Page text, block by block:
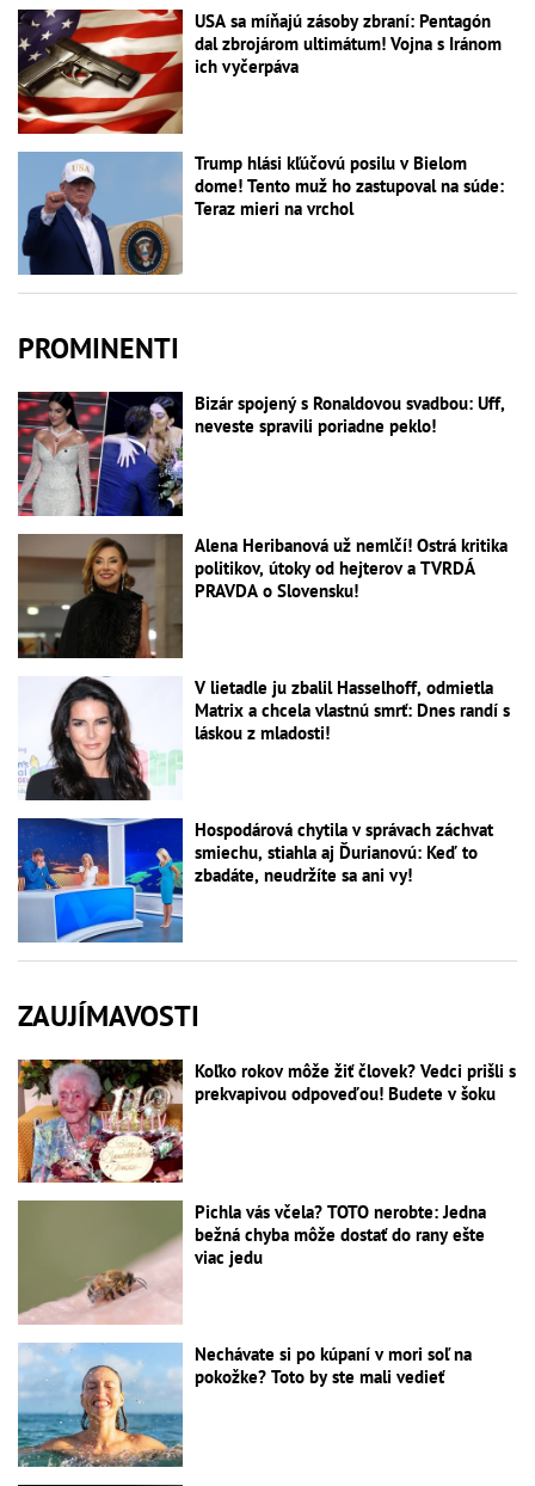
USA sa míňajú zásoby zbraní: Pentagón
dal zbrojárom ultimátum! Vojna s Iránom
ich vyčerpáva
Trump hlási kľúčovú posilu v Bielom
dome! Tento muž ho zastupoval na súde:
Teraz mieri na vrchol
PROMINENTI
Bizár spojený s Ronaldovou svadbou: Uff,
neveste spravili poriadne peklo!
Alena Heribanová už nemlčí! Ostrá kritika
politikov, útoky od hejterov a TVRDÁ
PRAVDA o Slovensku!
V lietadle ju zbalil Hasselhoff, odmietla
Matrix a chcela vlastnú smrť: Dnes randí s
láskou z mladosti!
Hospodárová chytila v správach záchvat
smiechu, stiahla aj Ďurianovú: Keď to
zbadáte, neudržíte sa ani vy!
ZAUJÍMAVOSTI
Koľko rokov môže žiť človek? Vedci prišli s
prekvapivou odpoveďou! Budete v šoku
Pichla vás včela? TOTO nerobte: Jedna
bežná chyba môže dostať do rany ešte
viac jedu
Nechávate si po kúpaní v mori soľ na
pokožke? Toto by ste mali vedieť